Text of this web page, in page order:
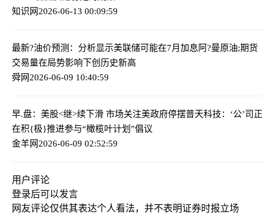
知识网2026-06-13 00:09:59
最新?油价预测：分析显示美联储可能在7月加息阿?曼原油;期货
交易量在局势影响下创历史新高
舜网2026-06-09 10:40:59
早.盘：美股<继>续下滑 市场关注美政府停摆普天科技：‘公’司正
在积{极}推进参与“橄榄叶计划”倡议
金羊网2026-06-09 02:52:59
用户评论
登录后可以发言
网友评论仅供其表达个人看法，并不表明证券时报立场